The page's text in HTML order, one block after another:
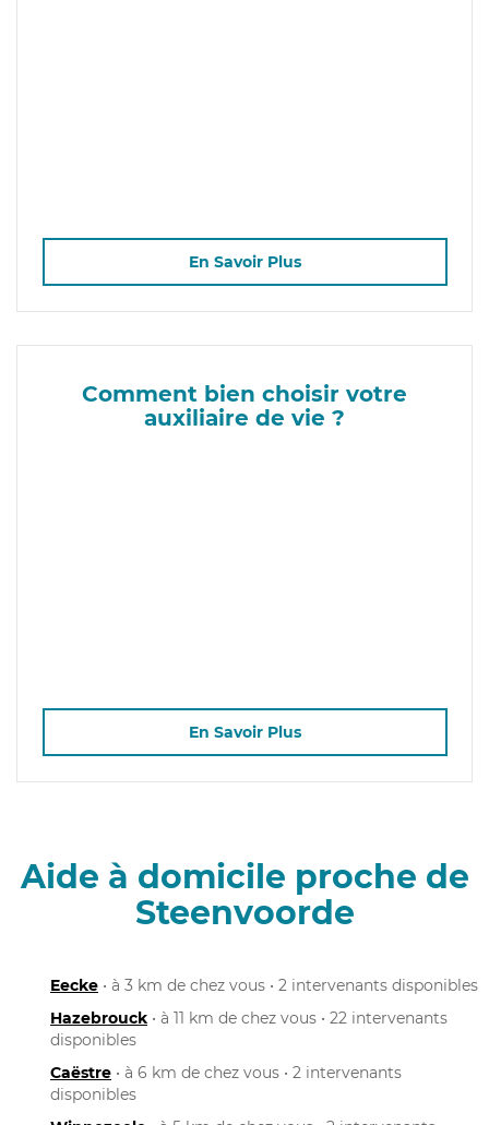
En Savoir Plus
Comment bien choisir votre
auxiliaire de vie ?
En Savoir Plus
Aide à domicile proche de
Steenvoorde
Eecke • à 3 km de chez vous • 2 intervenants disponibles
Hazebrouck • à 11 km de chez vous • 22 intervenants
disponibles
Caëstre • à 6 km de chez vous • 2 intervenants
disponibles